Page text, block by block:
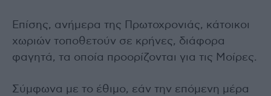
Επίσης, ανήμερα της Πρωτοχρονιάς, κάτοικοι
χωριών τοποθετούν σε κρήνες, διάφορα
φαγητά, τα οποία προορίζονται για τις Μοίρες.
Σύμφωνα με το έθιμο, εάν την επόμενη μέρα